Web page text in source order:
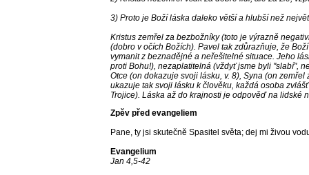
3) Proto je Boží láska daleko větší a hlubší než
Kristus zemřel za bezbožníky (toto je výrazně
(dobro v očích Božích). Pavel tak zdůrazňuje, že
vymanit z beznadějné a neřešitelné situace. Jeho
proti Bohu!), nezaplatitelná (vždyť jsme byli "slabí",
Otce (on dokazuje svoji lásku, v. 8), Syna (on
ukazuje tak svoji lásku k člověku, každá osoba
Trojice). Láska až do krajnosti je odpověď na lidské
Zpěv před evangeliem
Pane, ty jsi skutečně Spasitel světa; dej mi živou
Evangelium
Jan 4,5-42